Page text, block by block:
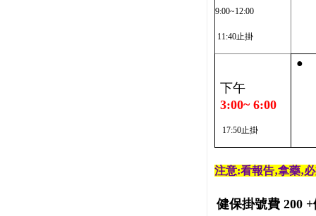
9:00~12:00
11:40止掛
下午
3:00~ 6:00
17:50止掛
●
注意:看報告‚拿藥‚
健保掛號費 200 +